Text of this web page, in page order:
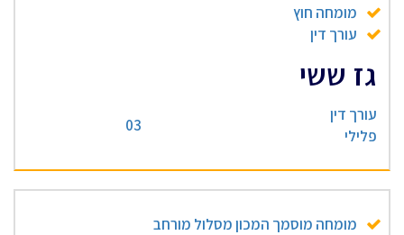
מומחה חוץ
עורך דין
גז ששי
עורך דין
פלילי
03
מומחה מוסמך המכון מסלול מורחב